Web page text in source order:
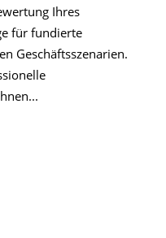
Ihres
für fundierte
Geschäftsszenarien.